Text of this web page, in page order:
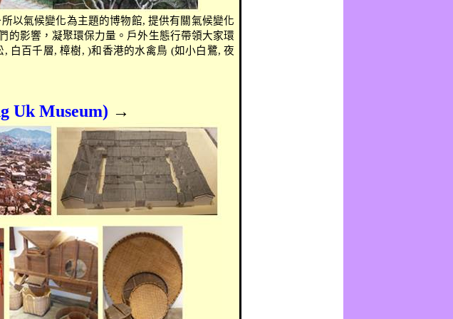
以氣候變化為主題的博物館, 提供有關氣候變化
的影響，凝聚環保力量。戶外生態行帶領大家環
, 白百千層,樟樹, )和香港的水禽鳥 (如小白鷺,夜
Uk Museum) →